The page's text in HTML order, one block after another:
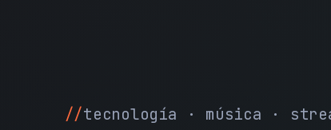
tecnología · música ·